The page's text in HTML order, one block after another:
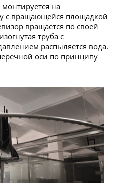
на
с вращающейся площадкой
вращается по своей
труба с
распыляется вода.
оси по принципу